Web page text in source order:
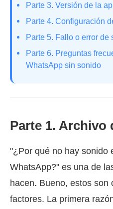
Parte 3. Versión de la
Parte 4. Configuración
Parte 5. Fallo o error de
Parte 6. Preguntas
WhatsApp sin sonido
Parte 1. Archivo
"¿Por qué no hay sonido
WhatsApp?" es una de
hacen. Bueno, estos son
factores. La primera